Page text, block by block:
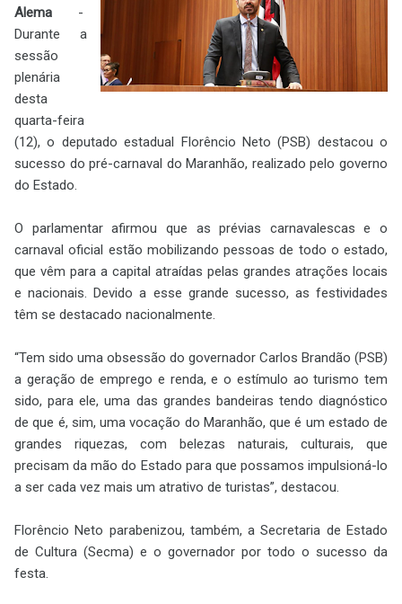
Alema -
Durante a
sessão
plenária
desta
quarta-feira
(12), o deputado estadual Florêncio Neto (PSB) destacou o
sucesso do pré-carnaval do Maranhão, realizado pelo governo
do Estado.
O parlamentar afirmou que as prévias carnavalescas e o
carnaval oficial estão mobilizando pessoas de todo o estado,
que vêm para a capital atraídas pelas grandes atrações locais
e nacionais. Devido a esse grande sucesso, as festividades
têm se destacado nacionalmente.
“Tem sido uma obsessão do governador Carlos Brandão (PSB)
a geração de emprego e renda, e o estímulo ao turismo tem
sido, para ele, uma das grandes bandeiras tendo diagnóstico
de que é, sim, uma vocação do Maranhão, que é um estado de
grandes riquezas, com belezas naturais, culturais, que
precisam da mão do Estado para que possamos impulsioná-lo
a ser cada vez mais um atrativo de turistas”, destacou.
Florêncio Neto parabenizou, também, a Secretaria de Estado
de Cultura (Secma) e o governador por todo o sucesso da
festa.